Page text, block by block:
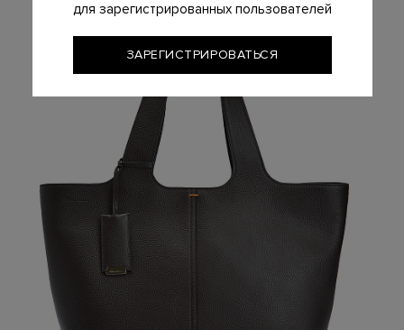
для зарегистрированных пользователей
ЗАРЕГИСТРИРОВАТЬСЯ